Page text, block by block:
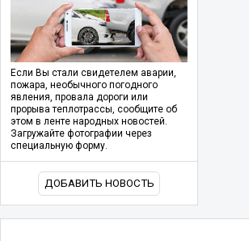
Если Вы стали свидетелем аварии,
пожара, необычного погодного
явления, провала дороги или
прорыва теплотрассы, сообщите об
этом в ленте народных новостей.
Загружайте фотографии через
специальную форму.
ДОБАВИТЬ НОВОСТЬ